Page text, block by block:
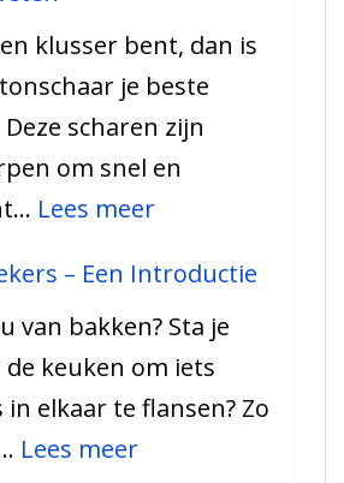
toepassingen
van
troffels:
Alles
wat
je
klusser bent, dan is
je beste
scharen zijn
om snel en
Lees meer:
–
Alles
wat
je
– Een Introductie
van bakken? Sta je
de keuken om iets
in elkaar te flansen? Zo
Lees meer: